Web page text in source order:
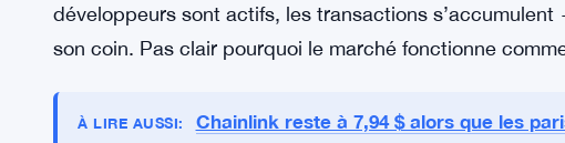
pendant. Les investisseurs achètent l’anticipation,
marché crypto.
L’écart entre usage réel et valorisation